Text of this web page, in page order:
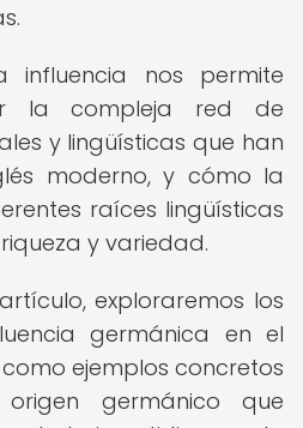
influencia nos permite
la compleja red de
y lingüísticas que han
moderno, y cómo la
raíces lingüísticas
y variedad.
exploraremos los
germánica en el
ejemplos concretos
germánico que